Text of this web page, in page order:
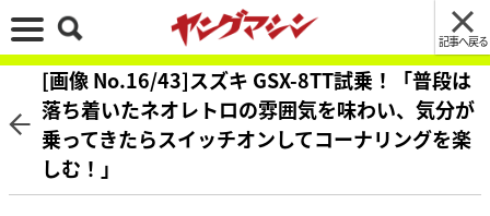
記事へ戻る
[画像 No.16/43]スズキ GSX-8TT試乗！「普段は
落ち着いたネオレトロの雰囲気を味わい、気分が
乗ってきたらスイッチオンしてコーナリングを楽
しむ！」